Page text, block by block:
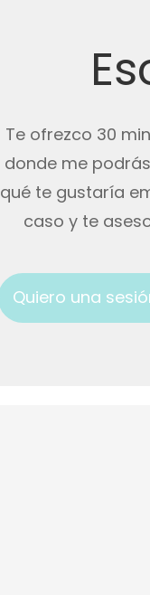
Te ofrezco 30
donde me
qué te gustaría
caso y te
Quiero una